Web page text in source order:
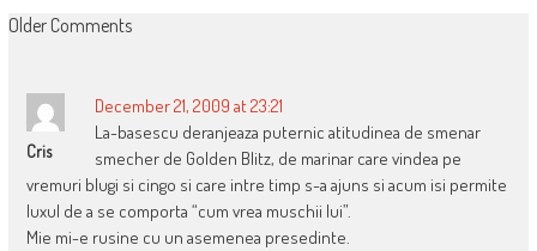
COMMENT
Older Comments
Cris
December 21, 2009 at 23:21
La-basescu deranjeaza puternic atitudinea de smenar
smecher de Golden Blitz, de marinar care vindea pe
vremuri blugi si cingo si care intre timp s-a ajuns si acum isi permite
luxul de a se comporta “cum vrea muschii lui”.
Mie mi-e rusine cu un asemenea presedinte.